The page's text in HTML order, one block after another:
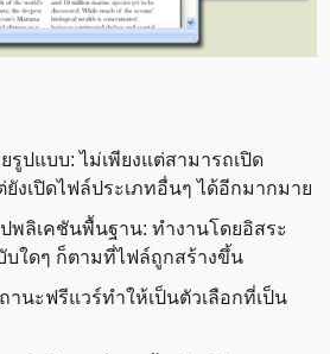
รูปแบบ: ไม่เพียงแต่สามารถเปิด
ยังเปิดไฟล์ประเภทอื่นๆ ได้อีกมากมาย
พลิเคชันพื้นฐาน: ทำงานโดยอิสระ
ใดๆ ก็ตามที่ไฟล์ถูกสร้างขึ้น
นะฟรีแวร์ทำให้เป็นตัวเลือกที่เป็น